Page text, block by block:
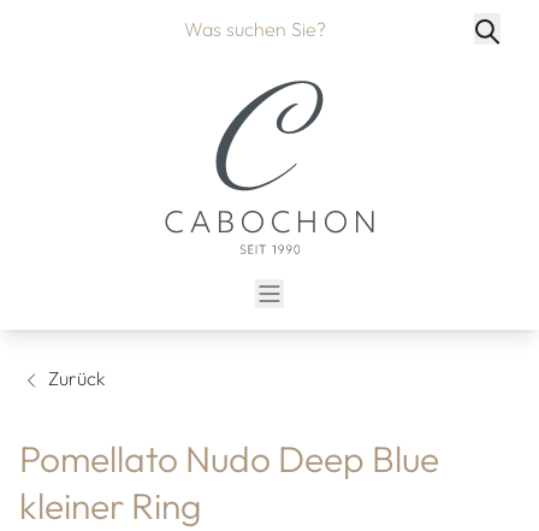
Zurück
Pomellato Nudo Deep Blue
kleiner Ring